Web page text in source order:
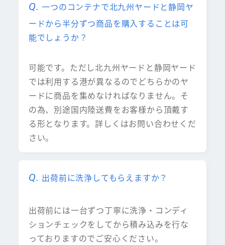
一つのコンテナで北九州ヤードと静岡ヤ
ードから半分ずつ商品を購入することは可
能でしょうか？
可能です。ただし北九州ヤードと静岡ヤード
では利用する港が異なるのでどちらかのヤ
ードに商品を集めなければなりません。そ
の為、別途国内陸送費をお客様から頂戴す
る形となります。詳しくはお問い合わせくだ
さい。
出荷前に洗浄してもらえますか？
出荷前には一台ずつ丁寧に洗浄・コンディ
ションチェックをしてから積み込みを行な
っておりますのでご安心ください。